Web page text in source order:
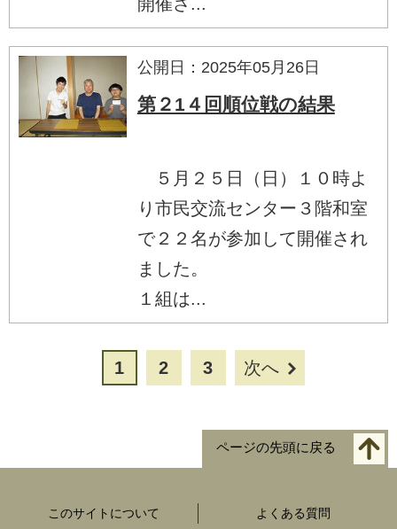
公開日：2025年05月26日
第２1４回順位戦の結果
５月２５日（日）１０時よ
り市民交流センター３階和室
で２２名が参加して開催され
ました。
１組は...
1 2 3 次へ
ページの先頭に戻る
このサイトについて よくある質問